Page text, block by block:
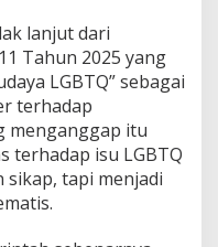
lanjut dari
Tahun 2025 yang
LGBTQ” sebagai
terhadap
menganggap itu
terhadap isu LGBTQ
tapi menjadi